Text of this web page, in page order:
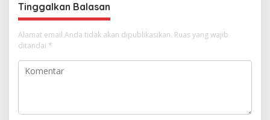
Tinggalkan Balasan
Alamat email Anda tidak akan dipublikasikan. Ruas yang wajib
ditandai *